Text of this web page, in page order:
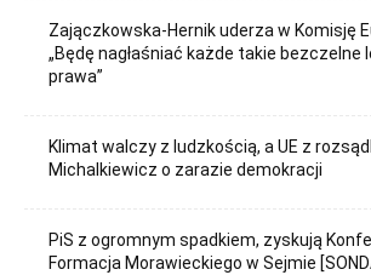
Zajączkowska-Hernik uderza w Komisję
„Będę nagłaśniać każde takie bezczelne
prawa”
Klimat walczy z ludzkością, a UE z
Michalkiewicz o zarazie demokracji
PiS z ogromnym spadkiem, zyskują
Formacja Morawieckiego w Sejmie